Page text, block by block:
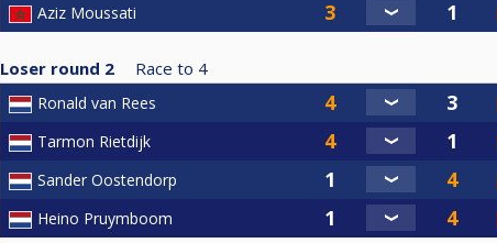
Aziz Moussati
Loser round 2 Race to 4
Ronald van Rees
Tarmon Rietdijk
Sander Oostendorp
Heino Pruymboom